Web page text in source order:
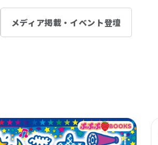
メディア掲載・イベント登壇